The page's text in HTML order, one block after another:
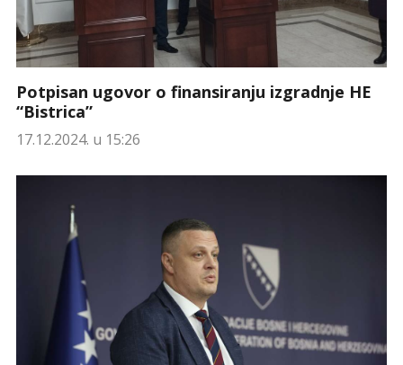
Potpisan ugovor o finansiranju izgradnje HE
“Bistrica”
17.12.2024. u 15:26